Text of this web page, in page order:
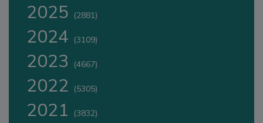
2025 (2881)
2024 (3109)
2023 (4667)
2022 (5305)
2021 (3832)